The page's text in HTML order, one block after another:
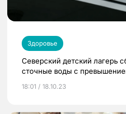
Здоровье
Северский детский лагерь
сточные воды с
18:01 / 18.10.23